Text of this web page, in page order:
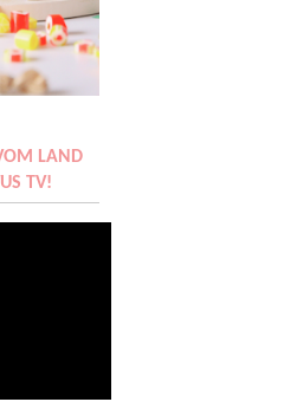
LAND
TV!